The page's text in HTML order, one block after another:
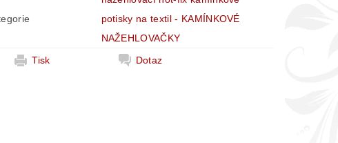
potisky na textil - KAMÍNKOVÉ
NAŽEHLOVAČKY
Tisk
Dotaz